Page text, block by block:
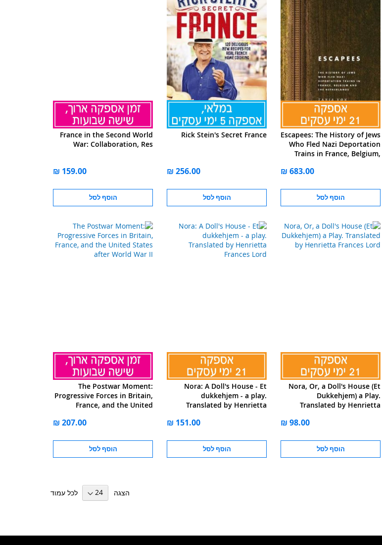
Escapees: The History of Jews
Who Fled Nazi Deportation
Trains in France, Belgium,
הוסף לסל
Rick Stein's Secret France
הוסף לסל
France in the Second World
War: Collaboration, Res
הוסף לסל
Nora, Or, a Doll's House (Et
Dukkehjem) a Play.
Translated by Henrietta
הוסף לסל
Nora: A Doll's House - Et
dukkehjem - a play.
Translated by Henrietta
הוסף לסל
The Postwar Moment:
Progressive Forces in Britain,
France, and the United
הוסף לסל
הצגה לכל עמוד